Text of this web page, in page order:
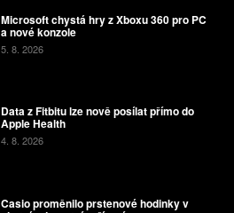
Microsoft chystá hry z Xboxu 360 pro PC
a nové konzole
5. 8. 2026
Data z Fitbitu lze nově posílat přímo do
Apple Health
4. 8. 2026
Casio proměnilo prstenové hodinky v